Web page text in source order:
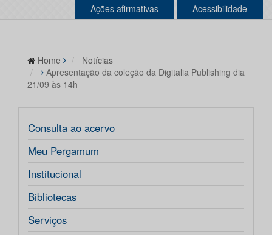
Ações afirmativas Acessibilidade
Home
Notícias
Apresentação da coleção da Digitalia Publishing dia
21/09 às 14h
Consulta ao acervo
Meu Pergamum
Institucional
Bibliotecas
Serviços